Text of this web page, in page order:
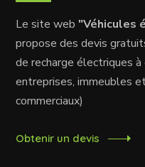
Le site web "Véhicules
propose des devis
de recharge électriques
entreprises, immeubles
commerciaux)
Obtenir un devis